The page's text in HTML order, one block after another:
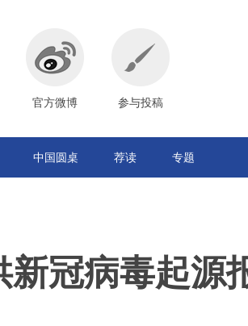
官方微博 参与投稿
中国圆桌 荐读 专题
新冠病毒起源